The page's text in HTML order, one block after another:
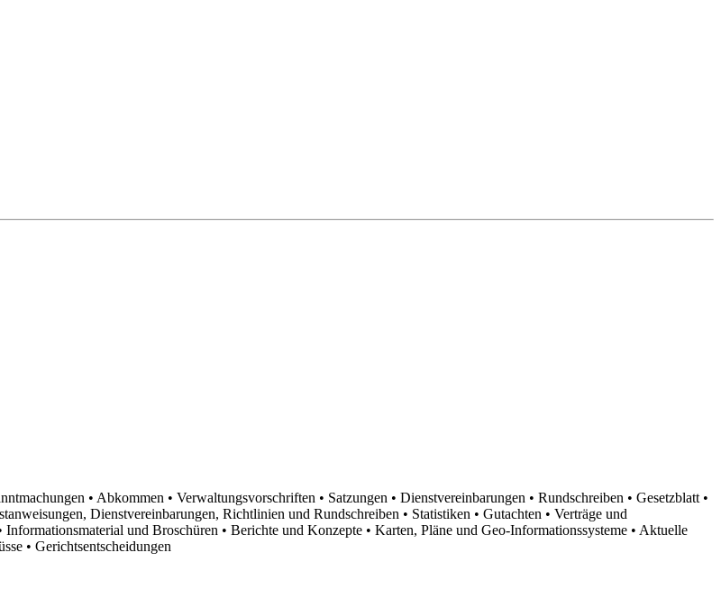
• Abkommen • Verwaltungsvorschriften • Satzungen • Dienstvereinbarungen • Rundschreiben • Gesetzblatt •
Dienstvereinbarungen, Richtlinien und Rundschreiben • Statistiken • Gutachten • Verträge und
Informationsmaterial und Broschüren • Berichte und Konzepte • Karten, Pläne und Geo-Informationssysteme • Aktuelle
• Gerichtsentscheidungen